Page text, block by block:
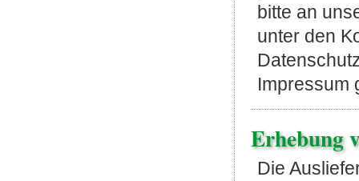
bitte an
unter den
Impressum
Erhebung
Die